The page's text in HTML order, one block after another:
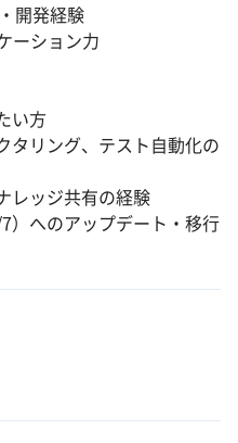
開発経験
ーション力
い方
タリング、テスト自動化の
レッジ共有の経験
）へのアップデート・移行